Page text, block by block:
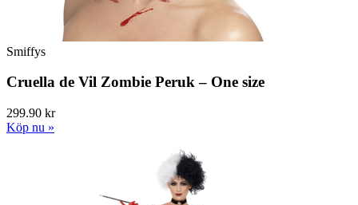
Smiffys
Cruella de Vil Zombie Peruk – One size
299.90 kr
Köp nu »